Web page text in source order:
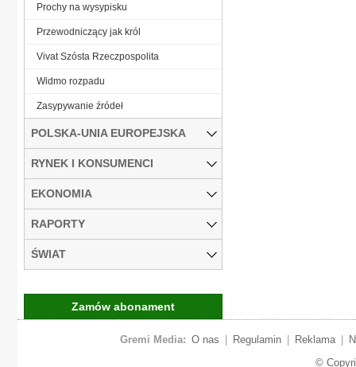
Prochy na wysypisku
Przewodniczący jak król
Vivat Szósta Rzeczpospolita
Widmo rozpadu
Zasypywanie źródeł
POLSKA-UNIA EUROPEJSKA
RYNEK I KONSUMENCI
EKONOMIA
RAPORTY
ŚWIAT
Zamów abonament
Gremi Media: O nas Regulamin Reklama
©